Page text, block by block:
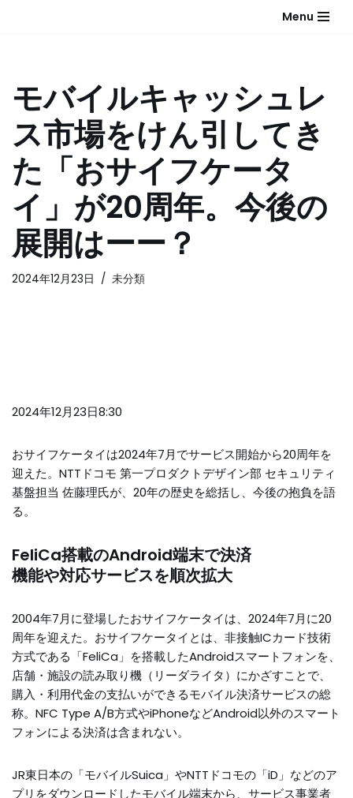
ン
へ
ス
キ
プ
Menu
モバイルキャッシュレ
ス市場をけん引してき
た「おサイフケータ
イ」が20周年。今後の
展開はーー？
2024年12月23日 未分類
2024年12月23日8:30
おサイフケータイは2024年7月でサービス開始から20周年を
迎えた。NTTドコモ 第一プロダクトデザイン部 セキュリティ
基盤担当 佐藤理氏が、20年の歴史を総括し、今後の抱負を語
る。
FeliCa搭載のAndroid端末で決済
機能や対応サービスを順次拡大
2004年7月に登場したおサイフケータイは、2024年7月に20
周年を迎えた。おサイフケータイとは、非接触ICカード技術
方式である「FeliCa」を搭載したAndroidスマートフォンを、
店舗・施設の読み取り機（リーダライタ）にかざすことで、
購入・利用代金の支払いができるモバイル決済サービスの総
称。NFC Type A/B方式やiPhoneなどAndroid以外のスマート
フォンによる決済は含まれない。
JR東日本の「モバイルSuica」やNTTドコモの「iD」などのア
プリをダウンロードしたモバイル端末から、サービス事業者